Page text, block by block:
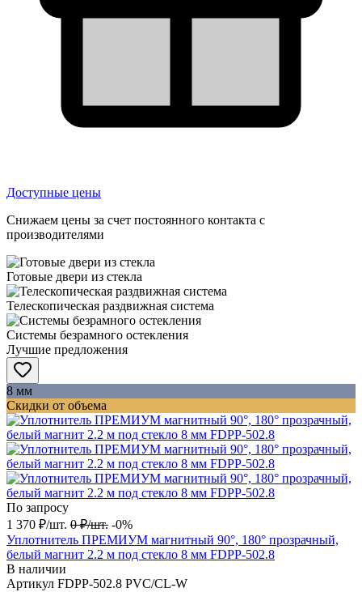
Доступные цены
Снижаем цены за счет постоянного контакта с
производителями
Готовые двери из стекла
Телескопическая раздвижная система
Системы безрамного остекления
Лучшие предложения
8 мм
Скидки от объема
По запросу
1 370 ₽/шт. 0 ₽/шт. -0%
Уплотнитель ПРЕМИУМ магнитный 90°, 180° прозрачный,
белый магнит 2.2 м под стекло 8 мм FDPP-502.8
В наличии
Артикул FDPP-502.8 PVC/CL-W